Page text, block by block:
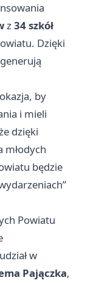
z34 szkół
Dzięki
by
i mieli
dzięki
będzie
Powiatu
w
Pajączka,